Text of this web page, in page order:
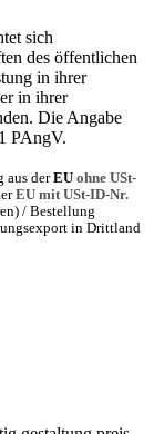
sich
des öffentlichen
in ihrer
in ihrer
Die Angabe
PAngV.
aus derEU ohne USt-
EU mit USt-ID-Nr.
/ Bestellung
in Drittland